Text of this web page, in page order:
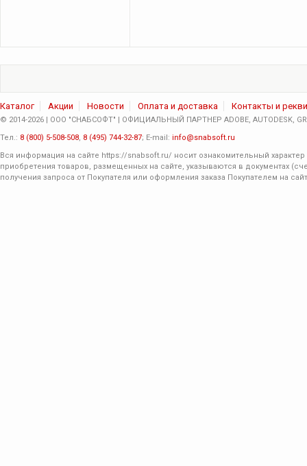
Каталог Акции Новости Оплата и доставка Контакты и
© 2014-2026 | ООО "СНАБСОФТ" | ОФИЦИАЛЬНЫЙ ПАРТНЕР ADOBE, AUTODESK,
Тел.: 8 (800) 5-508-508, 8 (495) 744-32-87; E-mail: info@snabsoft.ru
Вся информация на сайте https://snabsoft.ru/ носит ознакомительный
приобретения товаров, размещенных на сайте, указываются в документах
получения запроса от Покупателя или оформления заказа Покупателем на